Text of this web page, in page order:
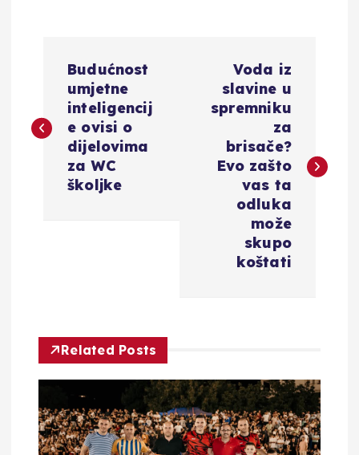
v
a
Budućnost
umjetne
inteligencij
e ovisi o
dijelovima
za WC
školjke
Voda iz
slavine u
spremniku
za
brisače?
Evo zašto
vas ta
odluka
može
skupo
koštati
Related Posts